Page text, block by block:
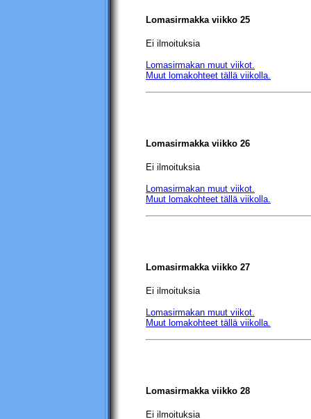
Lomasirmakka viikko 25
Ei ilmoituksia
Lomasirmakan muut viikot.
Muut lomakohteet tällä viikolla.
Lomasirmakka viikko 26
Ei ilmoituksia
Lomasirmakan muut viikot.
Muut lomakohteet tällä viikolla.
Lomasirmakka viikko 27
Ei ilmoituksia
Lomasirmakan muut viikot.
Muut lomakohteet tällä viikolla.
Lomasirmakka viikko 28
Ei ilmoituksia